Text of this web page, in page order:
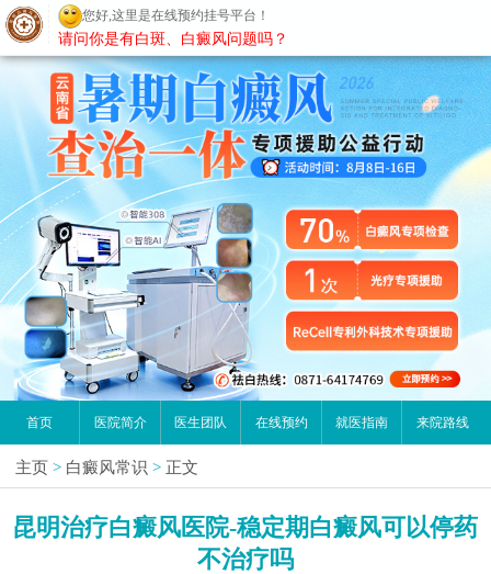
昆明白癜风医院
首页 医院简介 医生团队 在线预约 就医指南 来院路线
主页 > 白癜风常识 > 正文
昆明治疗白癜风医院-稳定期白癜风可以停药
不治疗吗
您好,这里是在线预约挂号平台！
请问你是有白斑、白癜风问题吗？